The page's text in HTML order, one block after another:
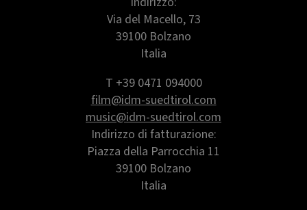
Via del Macello, 73
39100 Bolzano
Italia
T +39 0471 094000
film@idm-suedtirol.com
music@idm-suedtirol.com
Indirizzo di fatturazione:
Piazza della Parrocchia 11
39100 Bolzano
Italia